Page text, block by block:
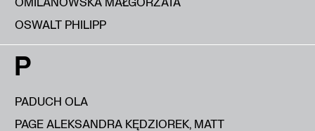
OSWALT PHILIPP
P
PADUCH OLA
PAGE ALEKSANDRA KĘDZIOREK, MATT